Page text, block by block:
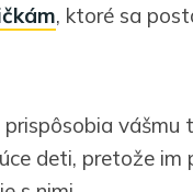
, ktoré sa
deti, pretože